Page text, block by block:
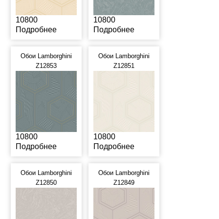
10800
Подробнее
10800
Подробнее
Обои Lamborghini
Z12853
10800
Подробнее
Обои Lamborghini
Z12851
10800
Подробнее
Обои Lamborghini
Z12850
Обои Lamborghini
Z12849